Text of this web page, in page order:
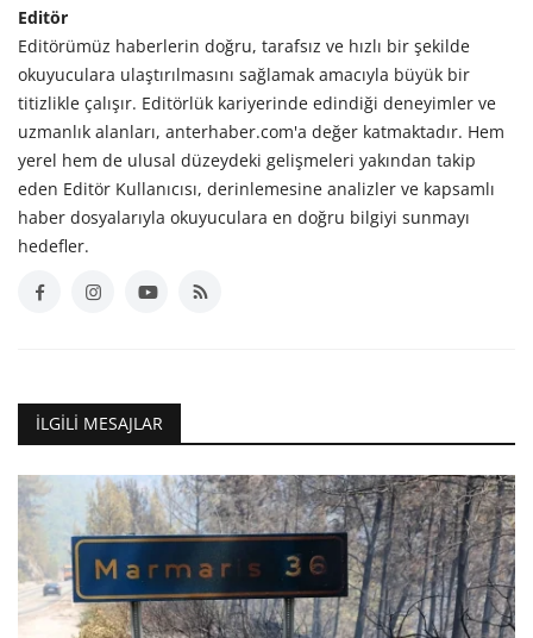
Editör
Editörümüz haberlerin doğru, tarafsız ve hızlı bir şekilde
okuyuculara ulaştırılmasını sağlamak amacıyla büyük bir
titizlikle çalışır. Editörlük kariyerinde edindiği deneyimler ve
uzmanlık alanları, anterhaber.com'a değer katmaktadır. Hem
yerel hem de ulusal düzeydeki gelişmeleri yakından takip
eden Editör Kullanıcısı, derinlemesine analizler ve kapsamlı
haber dosyalarıyla okuyuculara en doğru bilgiyi sunmayı
hedefler.
İLGILI MESAJLAR